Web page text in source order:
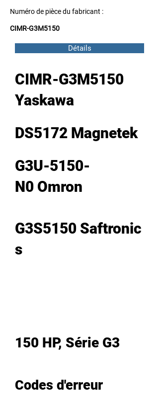
Numéro de pièce du fabricant :
CIMR-G3M5150
Détails
CIMR-G3M5150
Yaskawa
DS5172 Magnetek
G3U-5150-
N0 Omron
G3S5150 Saftronic
s
150 HP, Série G3
Codes d'erreur